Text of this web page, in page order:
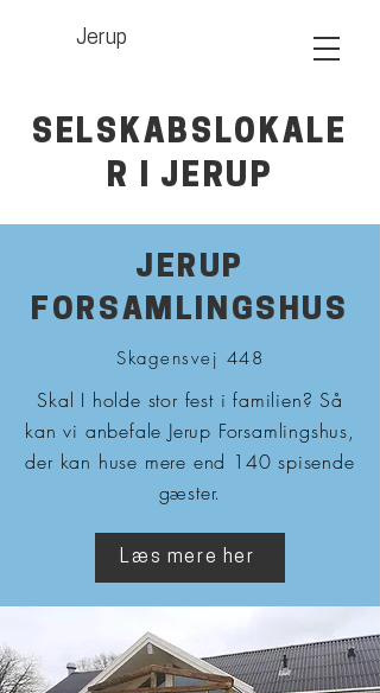
Jerup
SELSKABSLOKALE
R I JERUP
JERUP
FORSAMLINGSHUS
Skagensvej 448
Skal I holde stor fest i familien? Så
kan vi anbefale Jerup Forsamlingshus,
der kan huse mere end 140 spisende
gæster.
Læs mere her